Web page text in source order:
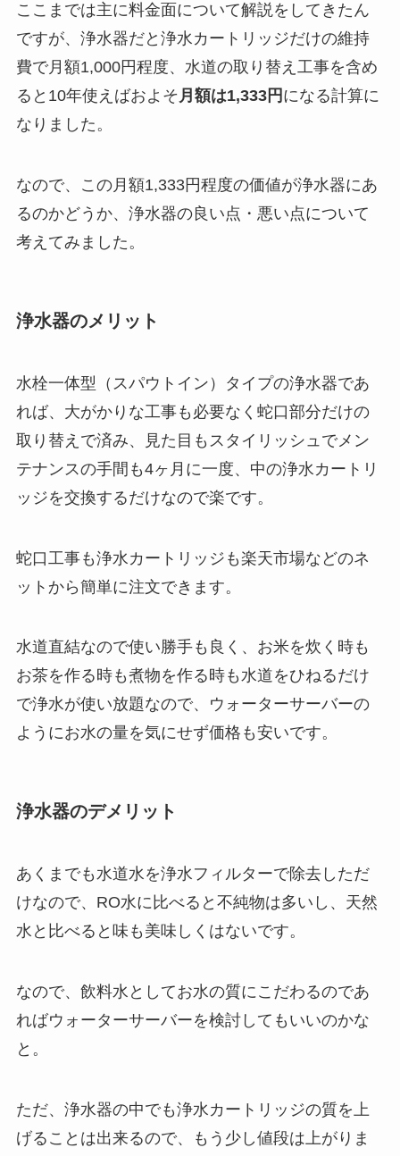
ここまでは主に料金面について解説をしてきたん
ですが、浄水器だと浄水カートリッジだけの維持
費で月額1,000円程度、水道の取り替え工事を含め
ると10年使えばおよそ月額は1,333円 になる計算に
なりました。
なので、この月額1,333円程度の価値が浄水器にあ
るのかどうか、浄水器の良い点・悪い点について
考えてみました。
浄水器のメリット
水栓一体型（スパウトイン）タイプの浄水器であ
れば、大がかりな工事も必要なく蛇口部分だけの
取り替えで済み、見た目もスタイリッシュでメン
テナンスの手間も4ヶ月に一度、中の浄水カートリ
ッジを交換するだけなので楽です。
蛇口工事も浄水カートリッジも楽天市場などのネ
ットから簡単に注文できます。
水道直結なので使い勝手も良く、お米を炊く時も
お茶を作る時も煮物を作る時も水道をひねるだけ
で浄水が使い放題なので、ウォーターサーバーの
ようにお水の量を気にせず価格も安いです。
浄水器のデメリット
あくまでも水道水を浄水フィルターで除去しただ
けなので、RO水に比べると不純物は多いし、天然
水と比べると味も美味しくはないです。
なので、飲料水としてお水の質にこだわるのであ
ればウォーターサーバーを検討してもいいのかな
と。
ただ、浄水器の中でも浄水カートリッジの質を上
げることは出来るので、もう少し値段は上がりま